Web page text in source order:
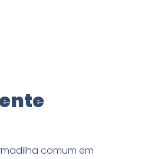
comum em